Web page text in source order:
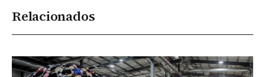
Relacionados